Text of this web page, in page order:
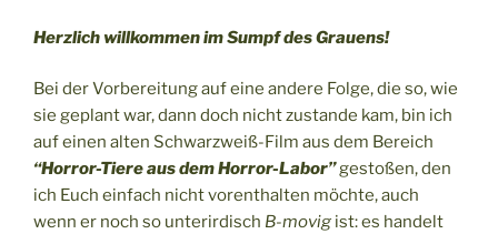
Herzlich willkommen im Sumpf des Grauens!
Bei der Vorbereitung auf eine andere Folge, die so, wie
sie geplant war, dann doch nicht zustande kam, bin ich
auf einen alten Schwarzweiß-Film aus dem Bereich
“Horror-Tiere aus dem Horror-Labor”gestoßen, den
ich Euch einfach nicht vorenthalten möchte, auch
wenn er noch so unterirdisch B-movig ist: es handelt